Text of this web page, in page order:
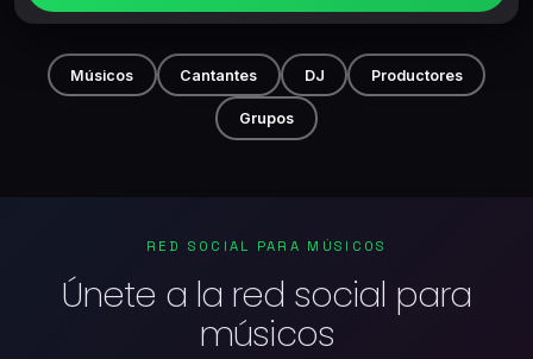
Músicos Cantantes DJ Productores
Grupos
RED SOCIAL PARA MÚSICOS
Únete a la red social para
músicos